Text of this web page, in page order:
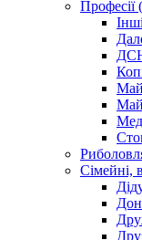
Професії
Сімейні,